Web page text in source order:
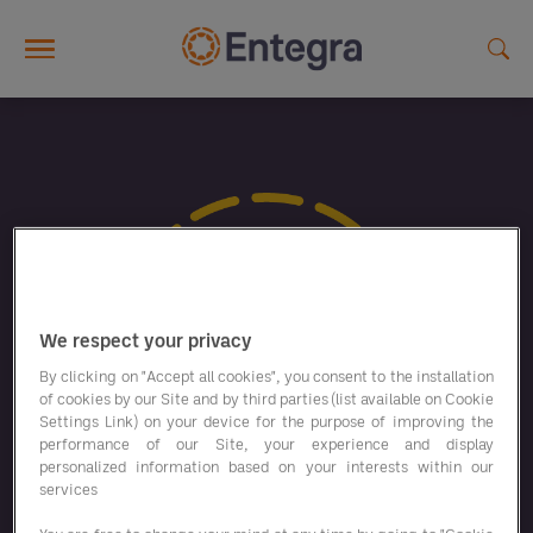
We respect your privacy
By clicking on "Accept all cookies", you consent to the installation
of cookies by our Site and by third parties (list available on Cookie
Settings Link) on your device for the purpose of improving the
performance of our Site, your experience and display
personalized information based on your interests within our
services